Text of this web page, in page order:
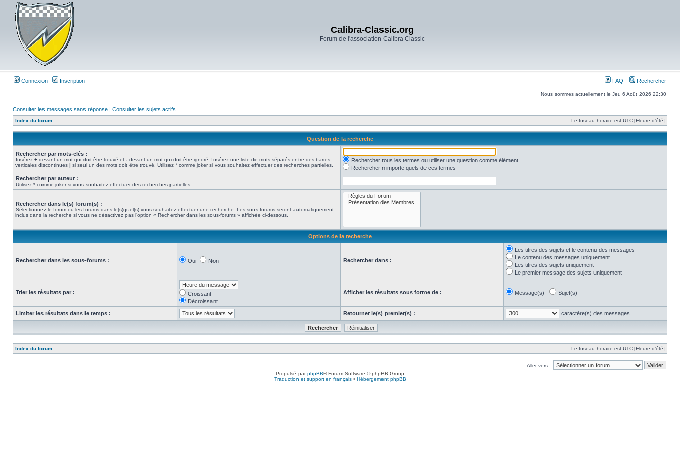
Calibra-Classic.org
Forum de l'association Calibra Classic
Connexion Inscription FAQ Rechercher
Nous sommes actuellement le Jeu 6 Août 2026 22:30
Consulter les messages sans réponse | Consulter les sujets actifs
Index du forum Le fuseau horaire est UTC [Heure d’été]
Question de la recherche
Rechercher par mots-clés :
Insérez + devant un mot qui doit être trouvé et - devant un mot qui doit être ignoré. Insérez une liste de mots séparés entre des barres
verticales discontinues | si seul un des mots doit être trouvé. Utilisez * comme joker si vous souhaitez effectuer des recherches partielles.
Rechercher tous les termes ou utiliser une question comme élément
Rechercher n’importe quels de ces termes
Rechercher par auteur :
Utilisez * comme joker si vous souhaitez effectuer des recherches partielles.
Rechercher dans le(s) forum(s) :
Sélectionnez le forum ou les forums dans le(s)quel(s) vous souhaitez effectuer une recherche. Les sous-forums seront automatiquement
inclus dans la recherche si vous ne désactivez pas l’option « Rechercher dans les sous-forums » affichée ci-dessous.
Options de la recherche
Rechercher dans les sous-forums : Oui Non Rechercher dans :
Les titres des sujets et le contenu des messages
Le contenu des messages uniquement
Les titres des sujets uniquement
Le premier message des sujets uniquement
Trier les résultats par :
Croissant
Décroissant
Afficher les résultats sous forme de : Message(s) Sujet(s)
Limiter les résultats dans le temps : Retourner le(s) premier(s) : caractère(s) des messages
Index du forum Le fuseau horaire est UTC [Heure d’été]
Aller vers :
Propulsé parphpBB® Forum Software © phpBB Group
Traduction et support en français• Hébergement phpBB